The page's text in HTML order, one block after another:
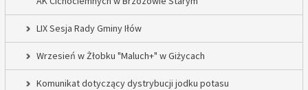
LIX Sesja Rady Gminy Iłów
Wrzesień w Żłobku "Maluch+" w Giżycach
Komunikat dotyczący dystrybucji jodku potasu